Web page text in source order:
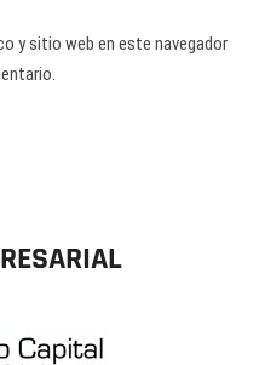
y sitio web en este navegador